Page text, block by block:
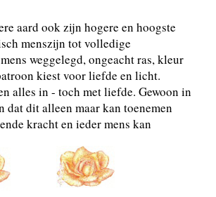
aard ook zijn hogere en hoogste
menszijn tot volledige
weggelegd, ongeacht ras, kleur
kiest voor liefde en licht.
alles in - toch met liefde. Gewoon in
dat dit alleen maar kan toenemen
kracht en ieder mens kan